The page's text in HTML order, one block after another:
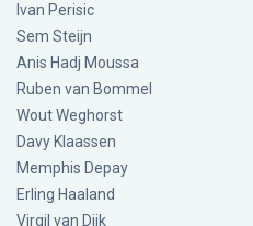
Ivan Perisic
Sem Steijn
Anis Hadj Moussa
Ruben van Bommel
Wout Weghorst
Davy Klaassen
Memphis Depay
Erling Haaland
Virgil van Dijk